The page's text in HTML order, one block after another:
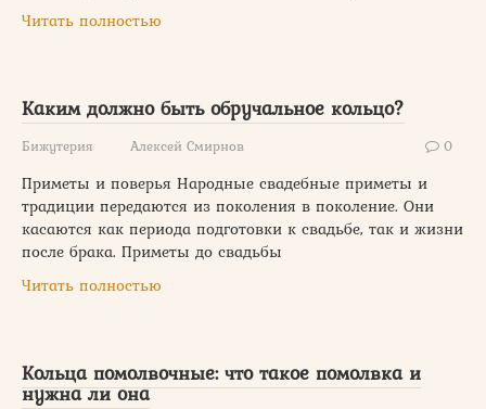
Читать полностью
Каким должно быть обручальное кольцо?
Бижутерия Алексей Смирнов 0
Приметы и поверья Народные свадебные приметы и
традиции передаются из поколения в поколение. Они
касаются как периода подготовки к свадьбе, так и жизни
после брака. Приметы до свадьбы
Читать полностью
Кольца помолвочные: что такое помолвка и
нужна ли она